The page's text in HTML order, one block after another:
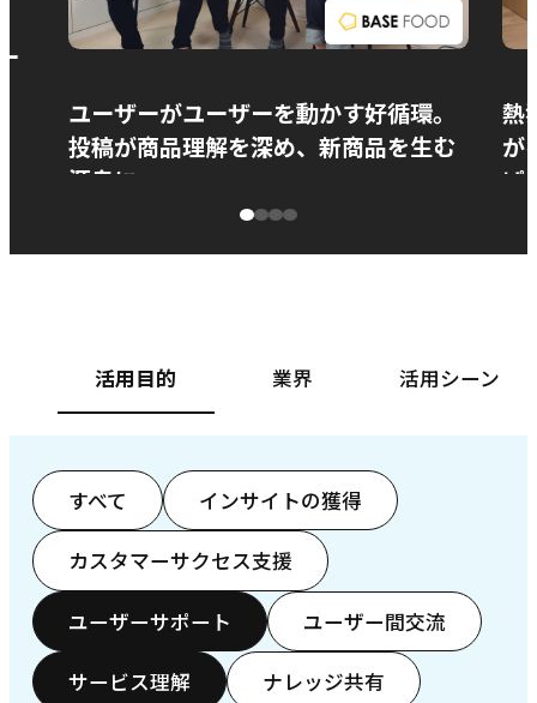
ユーザーがユーザーを動かす好循環。
投稿が商品理解を深め、新商品を生む
源泉に
熱
が
ぱ
活用目的 業界 活用シーン
すべて インサイトの獲得
カスタマーサクセス支援
ユーザーサポート ユーザー間交流
サービス理解 ナレッジ共有